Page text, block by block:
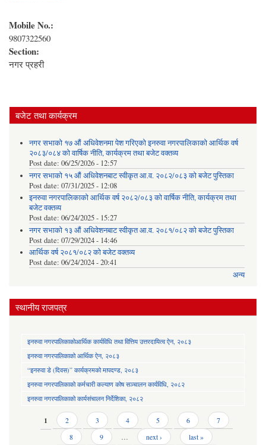
Mobile No.:
9807322560
Section:
नगर प्रहरी
बजेट तथा कार्यक्रम
नगर सभाको १७ औं अधिवेशनमा पेश गरिएको इनरुवा नगरपालिकाको आर्थिक वर्ष
२०८३/०८४ को वार्षिक नीति, कार्यक्रम तथा बजेट वक्तव्य
Post date: 06/25/2026 - 12:57
नगर सभाको १५ औं अधिवेशनबाट स्वीकृत आ.व. २०८२/०८३ को बजेट पुस्तिका
Post date: 07/31/2025 - 12:08
इनरुवा नगरपालिकाको आर्थिक वर्ष २०८२/०८३ को वार्षिक नीति, कार्यक्रम तथा
बजेट वक्तव्य
Post date: 06/24/2025 - 15:27
नगर सभाको १३ औं अधिवेशनबाट स्वीकृत आ.व. २०८१/०८२ को बजेट पुस्तिका
Post date: 07/29/2024 - 14:46
आर्थिक वर्ष २०८१/०८२ को बजेट वक्तव्य
Post date: 06/24/2024 - 20:41
अन्य
स्थानीय राजपत्र
इनरुवा नगरपालिकाकोआर्थिक कार्यविधि तथा वित्तिय उत्तरदायित्व ऐन, २०८३
इनरुवा नगरपालिकाको आर्थिक ऐन, २०८३
“इनरुवा डे (दिवस)” कार्यक्रमको मापदण्ड, २०८३
इनरुवा नगरपालिकाको कर्मचारी कल्याण कोष सञ्चालन कार्यविधि, २०८२
इनरुवा नगरपालिकाको कार्यसंचालन निर्देशिका, २०८२
Pages1 2 3 4 5 6
7
8
9 … next › last »